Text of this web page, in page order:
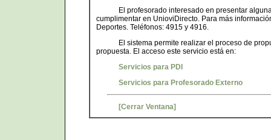
El profesorado interesado en presentar
cumplimentar en UnioviDirecto. Para más
Deportes. Teléfonos: 4915 y 4916.
El sistema permite realizar el proceso de
propuesta. El acceso este servicio está en:
Servicios para PDI
Servicios para Profesorado Externo
[Cerrar Ventana]